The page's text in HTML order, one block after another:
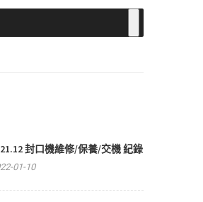
封口機維修/保養/交機 紀錄
01-10